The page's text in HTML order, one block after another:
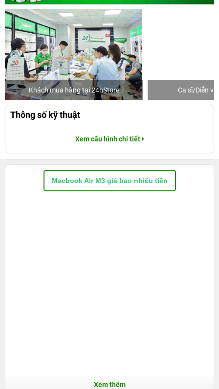
Khách mua hàng tại 24hStore Ca sĩ/Diễn
Thông số kỹ thuật
Xem cấu hình chi tiết
Macbook Air M3 giá bao nhiêu tiền
Xem thêm